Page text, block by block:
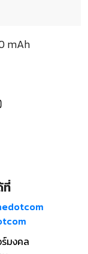
mAh
ที่
ร์มงคล